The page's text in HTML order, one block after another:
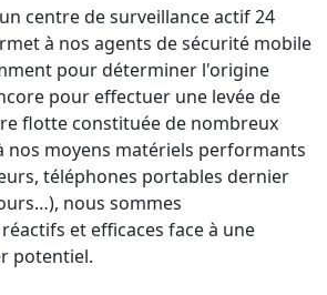
centre de surveillance actif 24
à nos agents de sécurité mobile
pour déterminer l'origine
pour effectuer une levée de
flotte constituée de nombreux
nos moyens matériels performants
téléphones portables dernier
nous sommes
et efficaces face à une
potentiel.